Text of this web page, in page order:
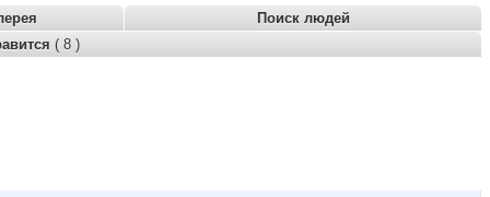
Поиск людей
( 8 )